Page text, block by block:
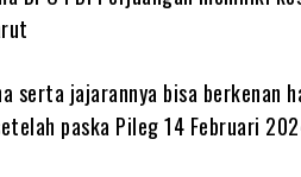
serta jajarannya bisa berkenan
paska Pileg 14 Februari